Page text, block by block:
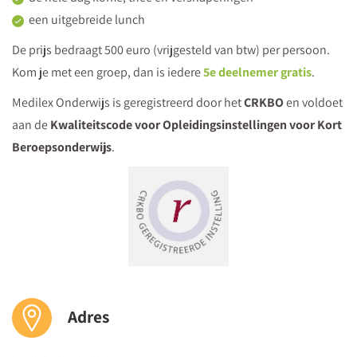
mentor
Veerle Stevens
, ervaringsdeskundige TOS en medeauteur
Hoofd vol TOS
TOS, oprichter en voorzitter van Samen TrOtS en
gehandicaptenbegeleider
Jessica Huttinga, ervaringsdeskundige TOS
gelegenheid voor het stellen van vragen.
mbo. Je volgt het programma dat aansluit bij de sector waarin
jij werkt.
een uitgebreide lunch
De prijs bedraagt 500 euro (vrijgesteld van btw) per persoon.
Kom je met een groep, dan is iedere5e deelnemer gratis.
Medilex Onderwijs is geregistreerd door hetCRKBOen voldoet
aan deKwaliteitscode voor Opleidingsinstellingen voor Kort
Beroepsonderwijs.
Adres